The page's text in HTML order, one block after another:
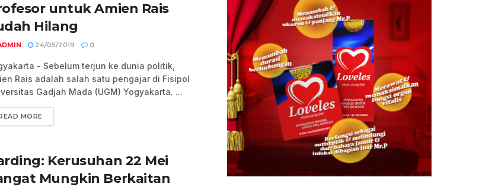
untuk Amien Rais
Hilang
24/05/2019 0
- Sebelum terjun ke dunia politik,
Rais adalah salah satu pengajar di Fisipol
Gadjah Mada (UGM) Yogyakarta. ...
MORE
Kerusuhan 22 Mei
Mungkin Berkaitan